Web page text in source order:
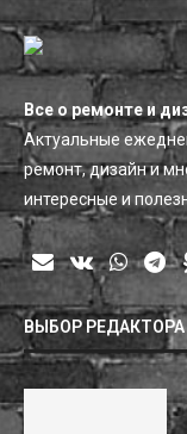
Все о ремонте и
Актуальные
ремонт, дизайн и
интересные и
ВЫБОР РЕДАКТОРА